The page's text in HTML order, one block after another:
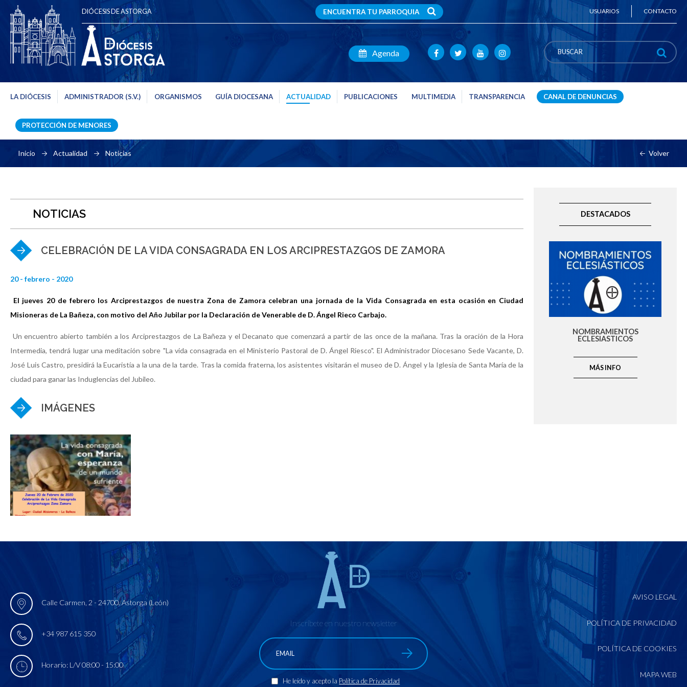
DIÓCESIS DE ASTORGA USUARIOS CONTACTO
ENCUENTRA TU PARROQUIA
Agenda
LA DIÓCESIS ADMINISTRADOR (S.V.) ORGANISMOS GUÍA DIOCESANA ACTUALIDAD PUBLICACIONES MULTIMEDIA TRANSPARENCIA CANAL DE DENUNCIAS
PROTECCIÓN DE MENORES
Inicio Actualidad Noticias Volver
NOTICIAS
CELEBRACIÓN DE LA VIDA CONSAGRADA EN LOS ARCIPRESTAZGOS DE ZAMORA
20 - febrero - 2020
El jueves 20 de febrero los Arciprestazgos de nuestra Zona de Zamora celebran una jornada de la Vida Consagrada en esta ocasión en Ciudad
Misioneras de La Bañeza, con motivo del Año Jubilar por la Declaración de Venerable de D. Ángel Rieco Carbajo.
Un encuentro abierto también a los Arciprestazgos de La Bañeza y el Decanato que comenzará a partir de las once de la mañana. Tras la oración de la Hora
Intermedia, tendrá lugar una meditación sobre "La vida consagrada en el Ministerio Pastoral de D. Ángel Riesco". El Administrador Diocesano Sede Vacante, D.
José Luis Castro, presidirá la Eucaristía a la una de la tarde. Tras la comida fraterna, los asistentes visitarán el museo de D. Ángel y la Iglesia de Santa María de la
ciudad para ganar las Induglencias del Jubileo.
IMÁGENES
DESTACADOS
NOMBRAMIENTOS
ECLESIASTICOS
MÁS INFO
Calle Carmen, 2 - 24700. Astorga (León)
+34 987 615 350
Horario: L/V 08:00 - 15:00
Inscríbete en nuestro newsletter
He leído y acepto la Política de Privacidad
AVISO LEGAL
POLÍTICA DE PRIVACIDAD
POLÍTICA DE COOKIES
MAPA WEB